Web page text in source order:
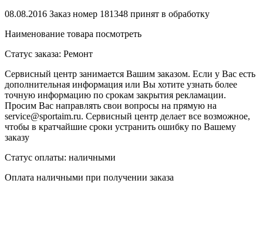
08.08.2016 Заказ номер 181348 принят в обработку
Наименование товара посмотреть
Статус заказа: Ремонт
Сервисный центр занимается Вашим заказом. Если у Вас есть
дополнительная информация или Вы хотите узнать более
точную информацию по срокам закрытия рекламации.
Просим Вас направлять свои вопросы на прямую на
service@sportaim.ru. Сервисный центр делает все возможное,
чтобы в кратчайшие сроки устранить ошибку по Вашему
заказу
Статус оплаты: наличными
Оплата наличными при получении заказа